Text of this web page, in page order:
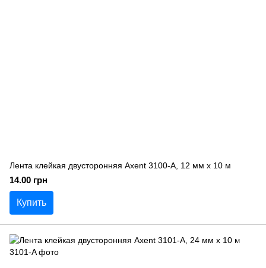
Лента клейкая двусторонняя Axent 3100-A, 12 мм х 10 м
14.00 грн
Купить